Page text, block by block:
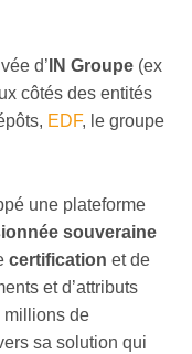
d’ IN Groupe (ex
côtés des entités
EDF, le groupe
une plateforme
souveraine
certification et de
et d’attributs
millions de
sa solution qui